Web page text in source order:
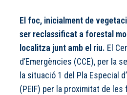
El foc, inicialment de
ser reclassificat a forestal
localitza junt amb el riu. El
d’Emergències (CCE), per la
la situació 1 del Pla Especial
(PEIF) per la proximitat de les